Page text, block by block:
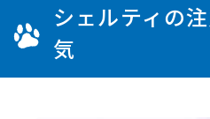
シェルティの
気